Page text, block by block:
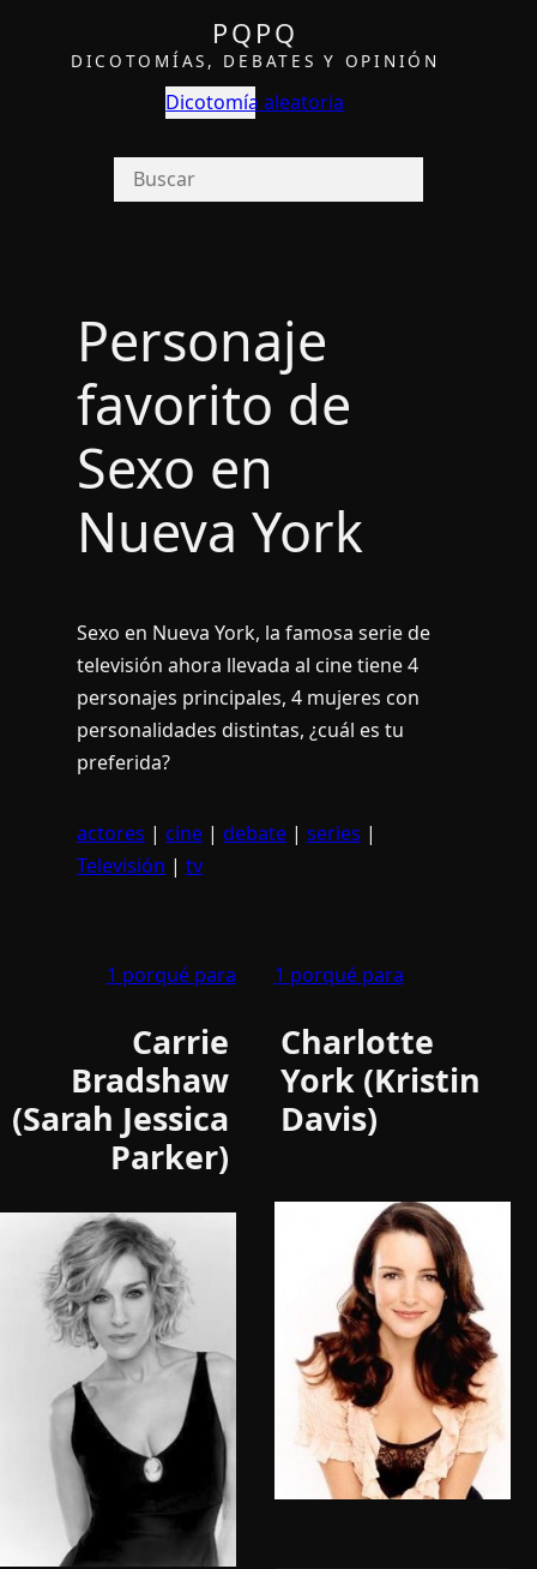
PQPQ
DICOTOMÍAS, DEBATES Y OPINIÓN
Dicotomía aleatoria
Personaje
favorito de
Sexo en
Nueva York
Sexo en Nueva York, la famosa serie de
televisión ahora llevada al cine tiene 4
personajes principales, 4 mujeres con
personalidades distintas, ¿cuál es tu
preferida?
actores | cine | debate | series |
Televisión | tv
1 porqué para
Carrie
Bradshaw
(Sarah Jessica
Parker)
1 porqué para
Charlotte
York (Kristin
Davis)